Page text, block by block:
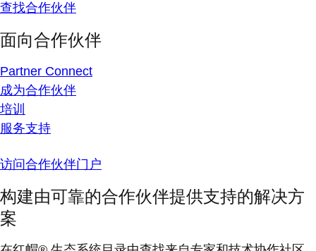
查找合作伙伴
面向合作伙伴
Partner Connect
成为合作伙伴
培训
服务支持
访问合作伙伴门户
构建由可靠的合作伙伴提供支持的解决方
案